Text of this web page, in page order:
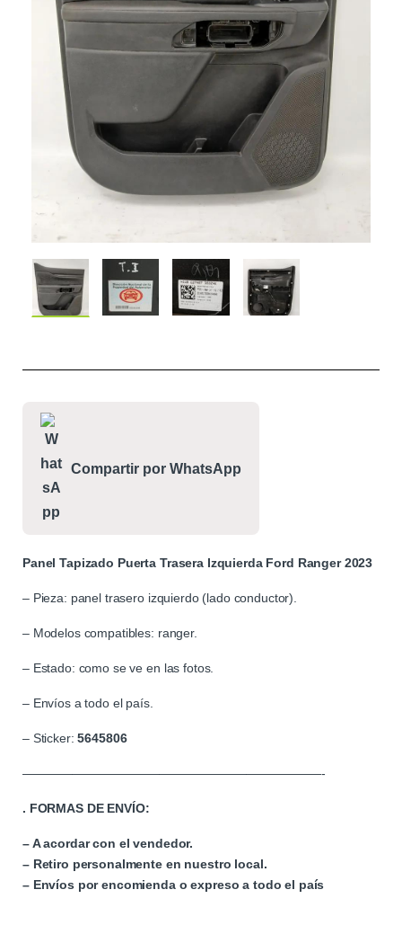
Compartir por WhatsApp
Panel Tapizado Puerta Trasera Izquierda Ford Ranger 2023
– Pieza: panel trasero izquierdo (lado conductor).
– Modelos compatibles: ranger.
– Estado: como se ve en las fotos.
– Envíos a todo el país.
– Sticker: 5645806
————————————————————————-
. FORMAS DE ENVÍO:
– A acordar con el vendedor.
– Retiro personalmente en nuestro local.
– Envíos por encomienda o expreso a todo el país